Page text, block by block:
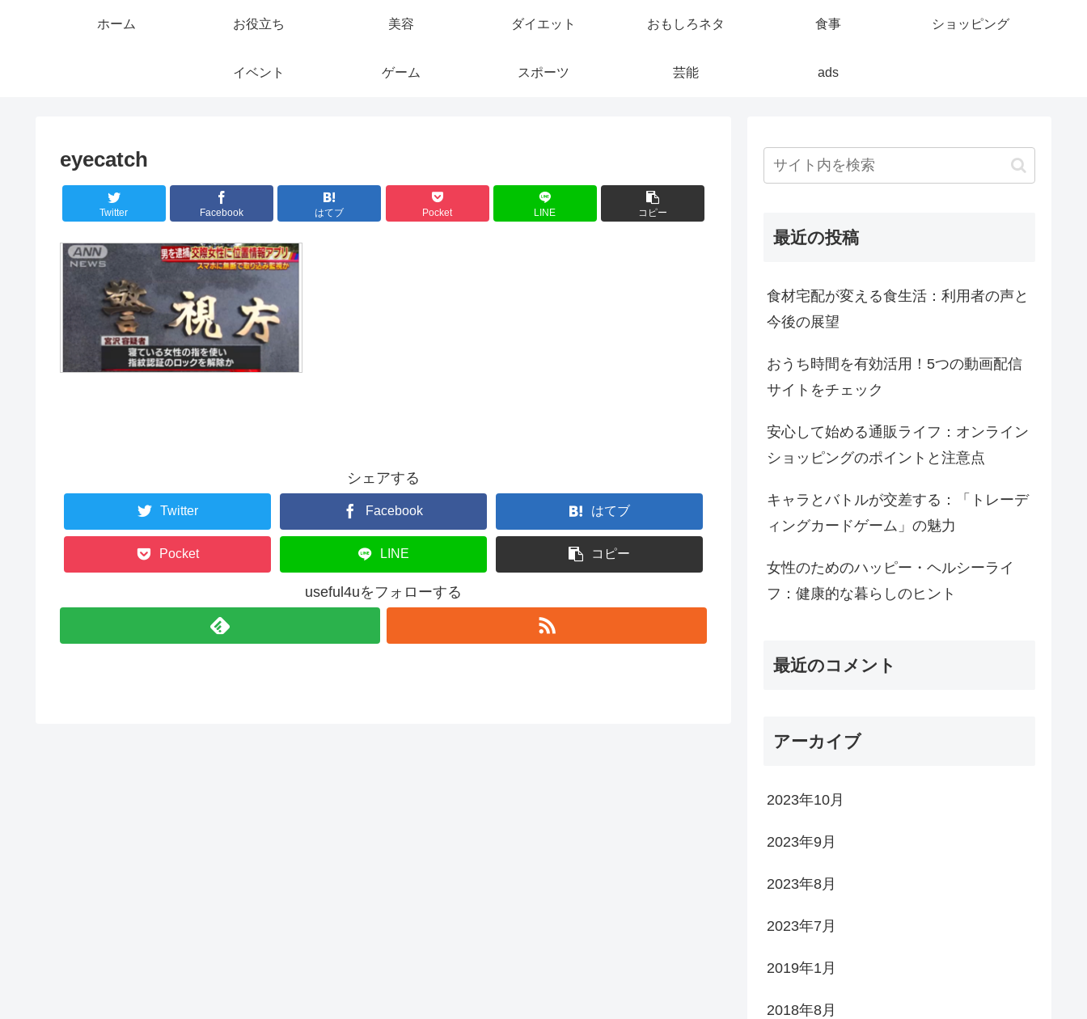
ホーム お役立ち 美容 ダイエット おもしろネタ 食事 ショッピング
イベント ゲーム スポーツ 芸能 ads
eyecatch
Twitter Facebook はてブ Pocket LINE コピー
シェアする
Twitter Facebook はてブ
Pocket LINE コピー
useful4uをフォローする
最近の投稿
食材宅配が変える食生活：利用者の声と
今後の展望
おうち時間を有効活用！5つの動画配信
サイトをチェック
安心して始める通販ライフ：オンライン
ショッピングのポイントと注意点
キャラとバトルが交差する：「トレーデ
ィングカードゲーム」の魅力
女性のためのハッピー・ヘルシーライ
フ：健康的な暮らしのヒント
最近のコメント
アーカイブ
2023年10月
2023年9月
2023年8月
2023年7月
2019年1月
2018年8月